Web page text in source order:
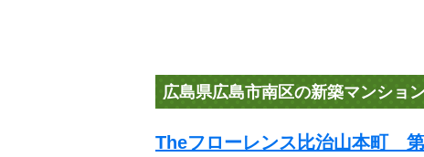
広島県広島市南区の新築マンショ
Theフローレンス比治山本町